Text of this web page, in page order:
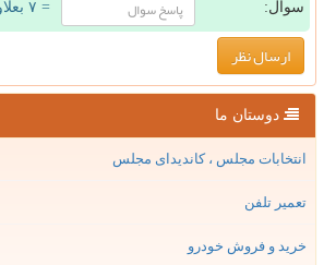
سوال: = ۷ بعلاوه ۲
دوستان ما
انتخابات مجلس ، کاندیدای مجلس
تعمیر تلفن
خرید و فروش خودرو